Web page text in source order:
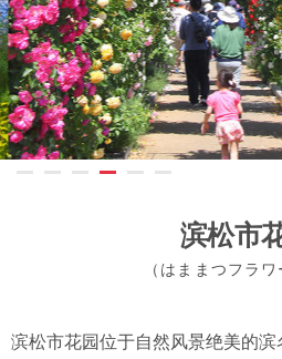
滨松市
（はままつフラ
滨松市花园位于自然风景绝美的